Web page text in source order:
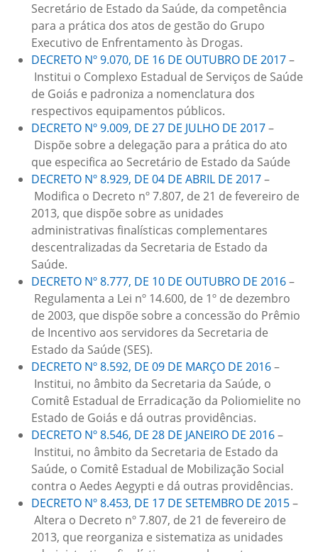
Secretário de Estado da Saúde, da competência
para a prática dos atos de gestão do Grupo
Executivo de Enfrentamento às Drogas.
DECRETO Nº 9.070, DE 16 DE OUTUBRO DE 2017–
Institui o Complexo Estadual de Serviços de Saúde
de Goiás e padroniza a nomenclatura dos
respectivos equipamentos públicos.
DECRETO Nº 9.009, DE 27 DE JULHO DE 2017–
Dispõe sobre a delegação para a prática do ato
que especifica ao Secretário de Estado da Saúde
DECRETO Nº 8.929, DE 04 DE ABRIL DE 2017–
Modifica o Decreto nº 7.807, de 21 de fevereiro de
2013, que dispõe sobre as unidades
administrativas finalísticas complementares
descentralizadas da Secretaria de Estado da
Saúde.
DECRETO Nº 8.777, DE 10 DE OUTUBRO DE 2016–
Regulamenta a Lei nº 14.600, de 1º de dezembro
de 2003, que dispõe sobre a concessão do Prêmio
de Incentivo aos servidores da Secretaria de
Estado da Saúde (SES).
DECRETO Nº 8.592, DE 09 DE MARÇO DE 2016–
Institui, no âmbito da Secretaria da Saúde, o
Comitê Estadual de Erradicação da Poliomielite no
Estado de Goiás e dá outras providências.
DECRETO Nº 8.546, DE 28 DE JANEIRO DE 2016–
Institui, no âmbito da Secretaria de Estado da
Saúde, o Comitê Estadual de Mobilização Social
contra o Aedes Aegypti e dá outras providências.
DECRETO Nº 8.453, DE 17 DE SETEMBRO DE 2015–
Altera o Decreto nº 7.807, de 21 de fevereiro de
2013, que reorganiza e sistematiza as unidades